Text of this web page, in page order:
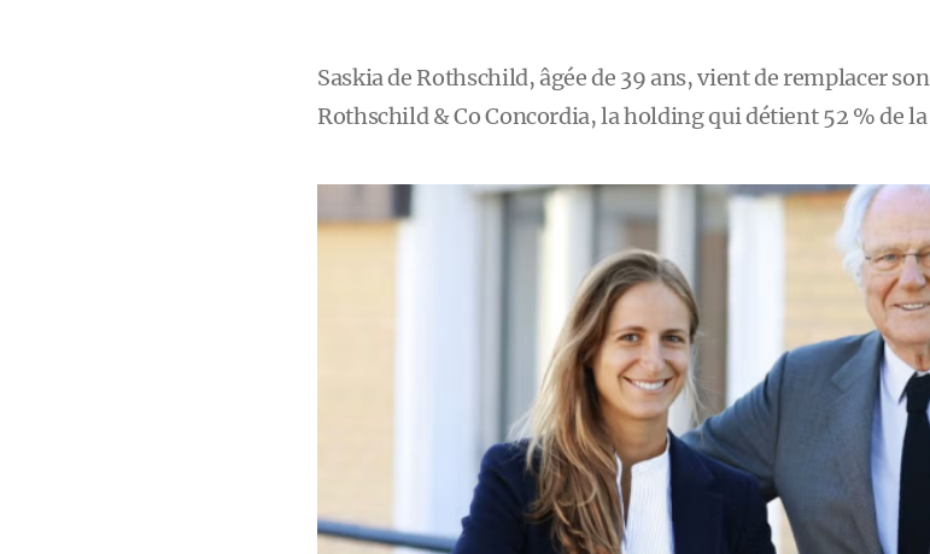
Saskia de Rothschild, âgée de 39 ans, vient de remplacer
Rothschild & Co Concordia, la holding qui détient 52 % de